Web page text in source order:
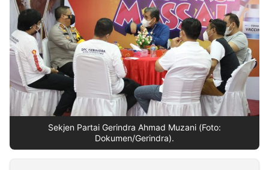
Insight
NTB
Suara
Time
Lens
IDN
Daily
Jogja
Jalan
Rakyat
Idealita
News
Kita
Notice
Dinamikapost.com
Radar
Baru
Seedbacklink
Follow
Kabarbaru
Sekjen Partai Gerindra Ahmad Muzani (Foto:
Dokumen/Gerindra).